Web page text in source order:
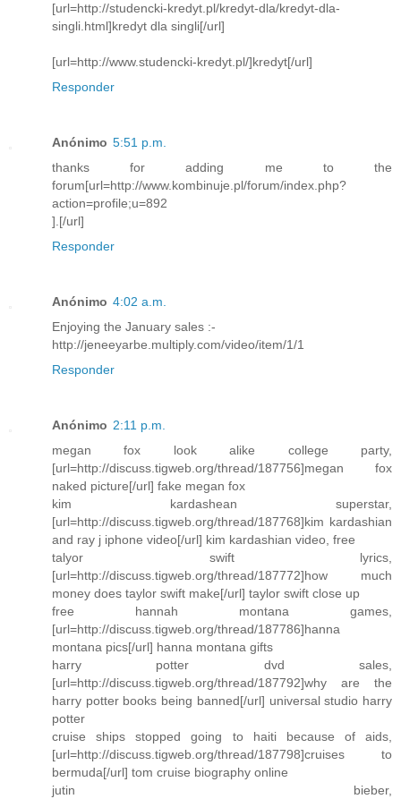
[url=http://studencki-kredyt.pl/kredyt-dla/kredyt-dla-
singli.html]kredyt dla singli[/url]
[url=http://www.studencki-kredyt.pl/]kredyt[/url]
Responder
Anónimo 5:51 p.m.
thanks for adding me to the
forum[url=http://www.kombinuje.pl/forum/index.php?
action=profile;u=892
].[/url]
Responder
Anónimo 4:02 a.m.
Enjoying the January sales :-
http://jeneeyarbe.multiply.com/video/item/1/1
Responder
Anónimo 2:11 p.m.
megan fox look alike college party,
[url=http://discuss.tigweb.org/thread/187756]megan fox
naked picture[/url] fake megan fox
kim kardashean superstar,
[url=http://discuss.tigweb.org/thread/187768]kim kardashian
and ray j iphone video[/url] kim kardashian video, free
talyor swift lyrics,
[url=http://discuss.tigweb.org/thread/187772]how much
money does taylor swift make[/url] taylor swift close up
free hannah montana games,
[url=http://discuss.tigweb.org/thread/187786]hanna
montana pics[/url] hanna montana gifts
harry potter dvd sales,
[url=http://discuss.tigweb.org/thread/187792]why are the
harry potter books being banned[/url] universal studio harry
potter
cruise ships stopped going to haiti because of aids,
[url=http://discuss.tigweb.org/thread/187798]cruises to
bermuda[/url] tom cruise biography online
jutin bieber,